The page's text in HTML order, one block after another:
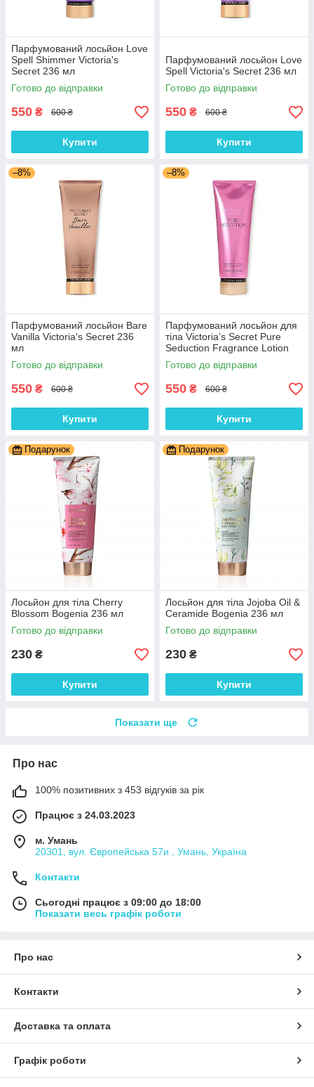
Парфумований лосьйон Love
Spell Shimmer Victoria's
Secret 236 мл
Готово до відправки
550 ₴ 600 ₴
Купити
Парфумований лосьйон Love
Spell Victoria's Secret 236 мл
Готово до відправки
550 ₴ 600 ₴
Купити
–8%
Парфумований лосьйон Bare
Vanilla Victoria's Secret 236
мл
Готово до відправки
550 ₴ 600 ₴
Купити
–8%
Парфумований лосьйон для
тіла Victoria’s Secret Pure
Seduction Fragrance Lotion
236 мл
Готово до відправки
550 ₴ 600 ₴
Купити
Подарунок
Лосьйон для тіла Cherry
Blossom Bogenia 236 мл
Готово до відправки
230 ₴
Купити
Подарунок
Лосьйон для тіла Jojoba Oil &
Ceramide Bogenia 236 мл
Готово до відправки
230 ₴
Купити
Показати ще
Про нас
100% позитивних з 453 відгуків за рік
Працює з 24.03.2023
м. Умань
20301, вул. Європейська 57и , Умань, Україна
Контакти
Сьогодні працює з 09:00 до 18:00
Показати весь графік роботи
Про нас
Контакти
Доставка та оплата
Графік роботи